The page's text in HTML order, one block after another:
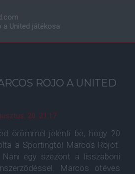
a United játékosa
ROJO A UNITED
20. 21:17
örömmel jelenti be, hogy 20
a Sportingtól Marcos Rojót.
egy szezont a lisszaboni
Marcos ötéves